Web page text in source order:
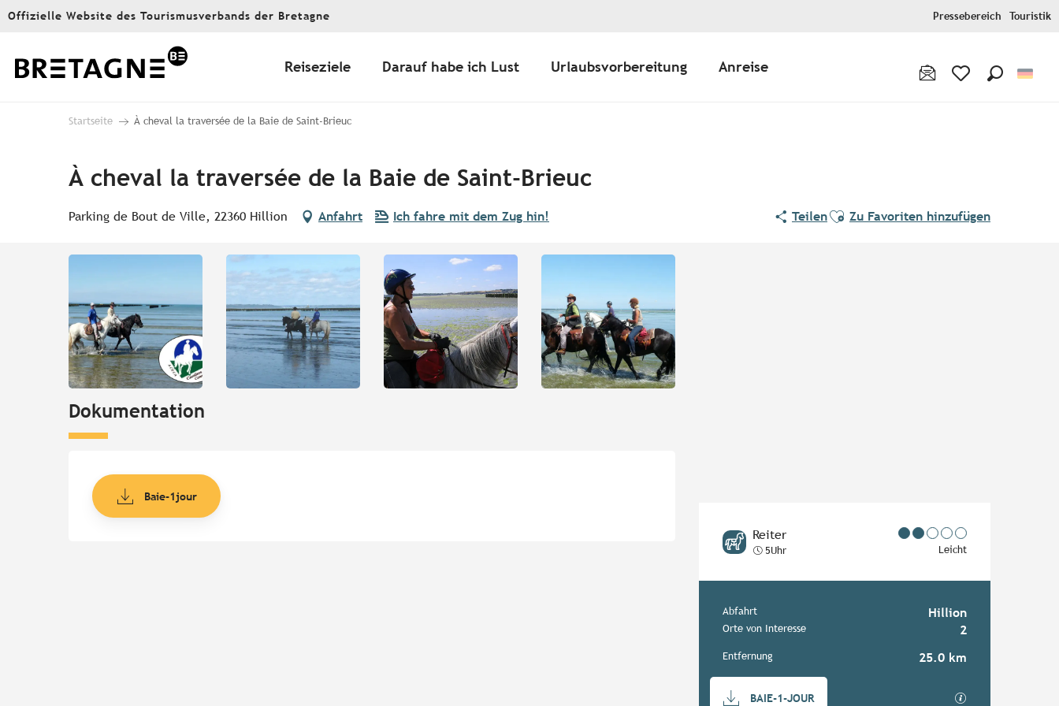
Aller
principal
Offizielle Website des Tourismusverbands der Bretagne Pressebereich Touristik
Reiseziele Darauf habe ich Lust Urlaubsvorbereitung Anreise
Startseite À cheval la traversée de la Baie de Saint-Brieuc
À cheval la traversée de la Baie de Saint-Brieuc
Parking de Bout de Ville, 22360 Hillion Anfahrt Ich fahre mit dem Zug hin! TeilenAjouter aux favoris
Zu Favoriten hinzufügen
Reiter
5Uhr Leicht
Praktische Informationen
Abfahrt Hillion
Orte von Interesse 2
Entfernung 25.0 km
Dokumentation
BAIE-1-JOUR Mit GPX / KML-
Dokumentation
Baie-1jour